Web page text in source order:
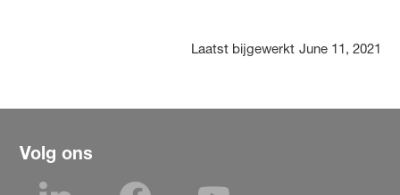
Laatst bijgewerkt June 11, 2021
Volg ons